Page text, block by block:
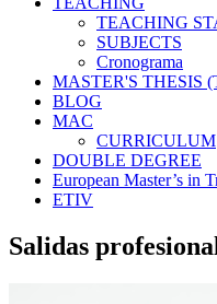
TEACHING
SUBJECTS
Cronograma
MASTER'S THESIS
BLOG
MAC
CURRICULUM
DOUBLE DEGREE
European Master’s in
ETIV
Salidas